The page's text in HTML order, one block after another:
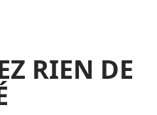
RIEN DE